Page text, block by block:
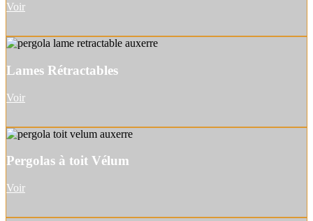
Voir
Lames Rétractables
Voir
Pergolas à toit Vélum
Voir